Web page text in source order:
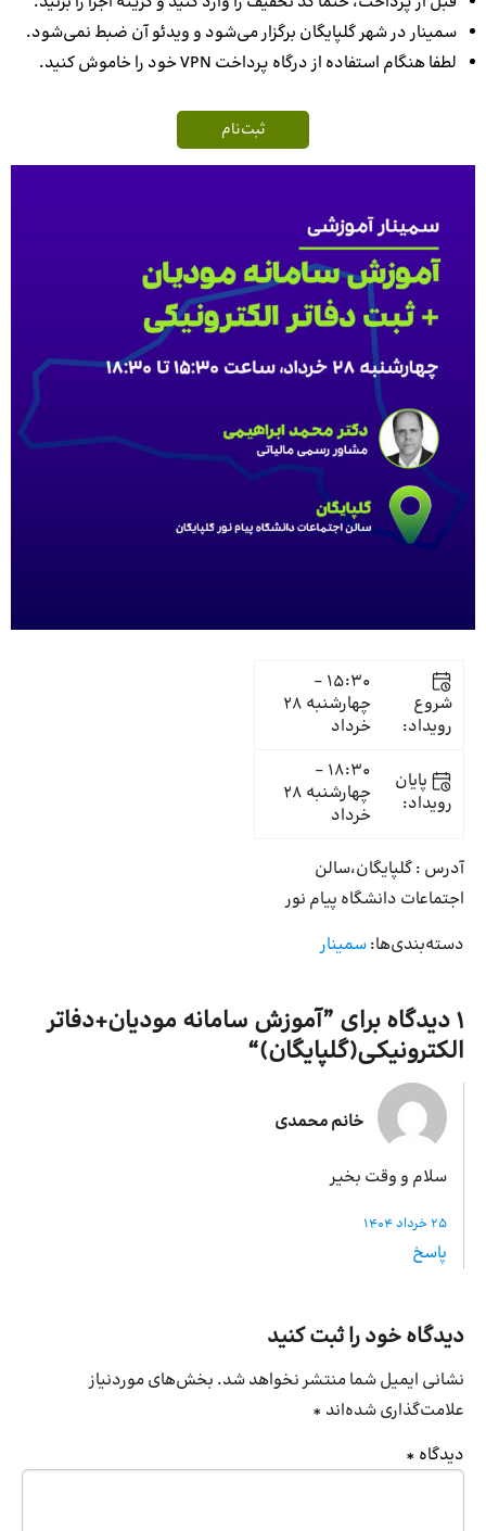
سمینار در شهر گلپایگان برگزار می‌شود و ویدئو آن ضبط نمی‌شود.
لطفا هنگام استفاده از درگاه پرداخت VPN خود را خاموش کنید.
ثب‎ت‌نام
شروع
رویداد:
15:30 -
چهارشنبه 28
خرداد
پایان
رویداد:
18:30 -
چهارشنبه 28
خرداد
آدرس : گلپایگان،سالن
اجتماعات دانشگاه پیام نور
دسته‌بندی‌ها:سمینار
1 دیدگاه برای ”
آموزش سامانه مودیان+دفاتر
الکترونیکی(گلپایگان)“
خانم محمدی
سلام و وقت بخیر
25 خرداد 1404
پاسخ
دیدگاه خود را ثبت کنید
نشانی ایمیل شما منتشر نخواهد شد. بخش‌های موردنیاز
علامت‌گذاری شده‌اند *
دیدگاه *